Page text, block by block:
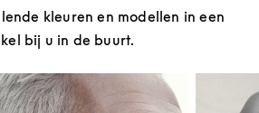
kleuren en modellen in een
bij u in de buurt.